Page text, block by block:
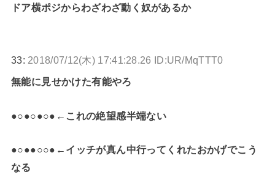
ドア横ポジからわざわざ動く奴があるか
33: 2018/07/12(木) 17:41:28.26 ID:UR/MqTTT0
無能に見せかけた有能やろ
●○●○●○●←これの絶望感半端ない
●○●●○○●←イッチが真ん中行ってくれたおかげでこう
なる